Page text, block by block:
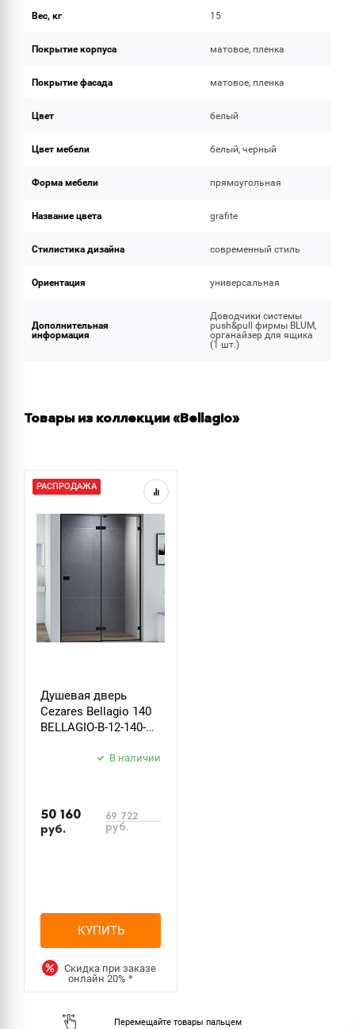
Вес, кг 15
Покрытие корпуса матовое, пленка
Покрытие фасада матовое, пленка
Цвет белый
Цвет мебели белый, черный
Форма мебели прямоугольная
Название цвета grafite
Стилистика дизайна современный стиль
Ориентация универсальная
Дополнительная
информация
Доводчики системы
push&pull фирмы BLUM,
органайзер для ящика
(1 шт.)
Товары из коллекции «Bellagio»
РАСПРОДАЖА
Душевая дверь
Cezares Bellagio 140
BELLAGIO-B-12-140-C-
черный, стеклоВ наличии
50 160
руб.
69 722
руб.
КУПИТЬ
Скидка при заказе
онлайн20%*